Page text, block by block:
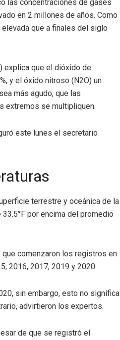
las concentraciones de gases
en 2 millones de años. Como
elevada que a finales del siglo
explica que el dióxido de
y el óxido nitroso (N2O) un
más agudo, que las
extremos se multipliquen.
este lunes el secretario
terrestre y oceánica de la
por encima del promedio
comenzaron los registros en
2016, 2017, 2019 y 2020.
sin embargo, esto no significa
advirtieron los expertos.
de que se registró el